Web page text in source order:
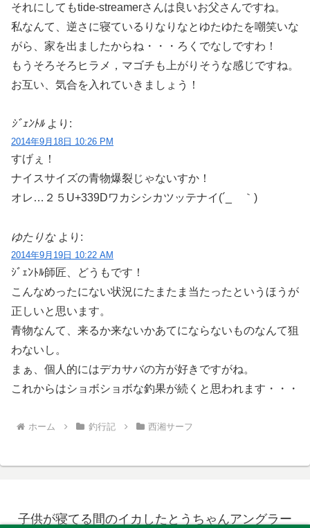
それにしてもtide-streamerさんは良いお父さんですね。
私なんて、逆さに寝ているりなりなとゆたゆたを嘲笑いな
がら、家を出ましたからね・・・ろくでなしですわ！
もうそろそろヒラメ，マゴチも上がりそうな感じですね。
お互い、気合を入れていきましょう！
ｼﾞｪﾝﾄﾙ より:
2014年9月18日 10:26 PM
すげぇ！
ナイスサイズの青物爆裂じゃないすか！
オレ…２５U+339Dワカシシカツッテナイ(´_ゝ｀)
ゆたりな より:
2014年9月19日 10:22 AM
ｼﾞｪﾝﾄﾙ師匠、どうもです！
こんなめったにない状況にたまたま当たったというほうが
正しいと思います。
青物なんて、来るか来ないかあてにならないものなんて狙
わないし。
まぁ、個人的にはデカサバの方が好きですがね。
これからはショボショボな釣果が続くと思われます・・・
ホーム 釣行記 西湘サーフ
子供が寝てる間のイカしたとうちゃんアングラー